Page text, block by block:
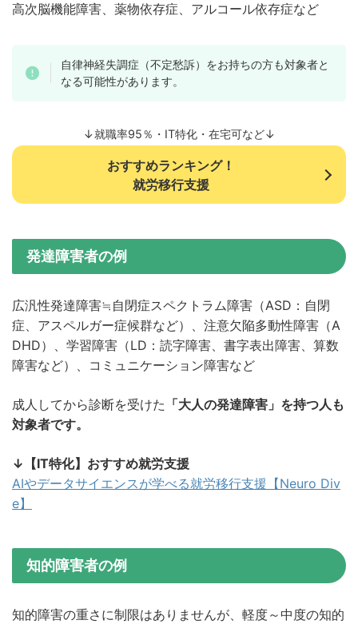
高次脳機能障害、薬物依存症、アルコール依存症など
自律神経失調症（不定愁訴）をお持ちの方も対象者と
なる可能性があります。
↓就職率95％・IT特化・在宅可など↓
おすすめランキング！
就労移行支援
発達障害者の例
広汎性発達障害≒自閉症スペクトラム障害（ASD：自閉
症、アスペルガー症候群など）、注意欠陥多動性障害（A
DHD）、学習障害（LD：読字障害、書字表出障害、算数
障害など）、コミュニケーション障害など
成人してから診断を受けた 「大人の発達障害」を持つ人も
対象者です。
↓【IT特化】おすすめ就労支援
AIやデータサイエンスが学べる就労移行支援【Neuro Div
e】
知的障害者の例
知的障害の重さに制限はありませんが、軽度～中度の知的